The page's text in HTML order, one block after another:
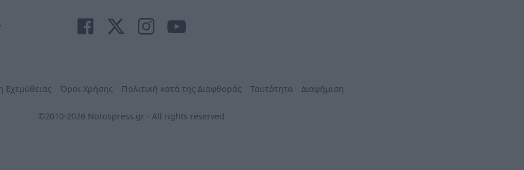
Εχεμύθειας Όροι Χρήσης Πολιτική κατά της Διαφθοράς Ταυτότητα Διαφήμιση
©2010-2026 Notospress.gr - All rights reserved